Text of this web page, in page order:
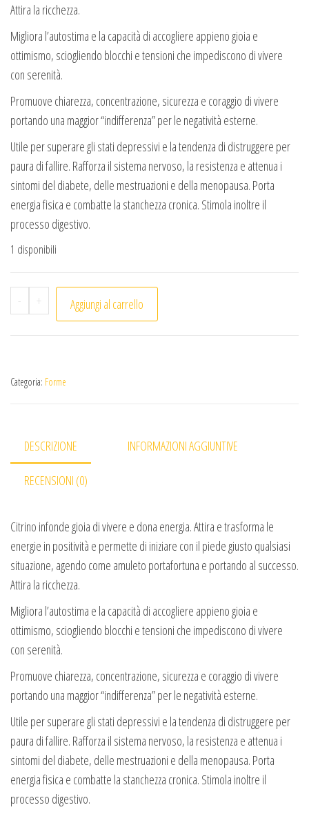
Attira la ricchezza.
Migliora l’autostima e la capacità di accogliere appieno gioia e
ottimismo, sciogliendo blocchi e tensioni che impediscono di vivere
con serenità.
Promuove chiarezza, concentrazione, sicurezza e coraggio di vivere
portando una maggior “indifferenza” per le negatività esterne.
Utile per superare gli stati depressivi e la tendenza di distruggere per
paura di fallire. Rafforza il sistema nervoso, la resistenza e attenua i
sintomi del diabete, delle mestruazioni e della menopausa. Porta
energia fisica e combatte la stanchezza cronica. Stimola inoltre il
processo digestivo.
1 disponibili
- Doppia punta Citrino (1pc) quantità
+ Aggiungi al carrello
Categoria: Forme
DESCRIZIONE INFORMAZIONI AGGIUNTIVE
RECENSIONI (0)
Citrino infonde gioia di vivere e dona energia. Attira e trasforma le
energie in positività e permette di iniziare con il piede giusto qualsiasi
situazione, agendo come amuleto portafortuna e portando al successo.
Attira la ricchezza.
Migliora l’autostima e la capacità di accogliere appieno gioia e
ottimismo, sciogliendo blocchi e tensioni che impediscono di vivere
con serenità.
Promuove chiarezza, concentrazione, sicurezza e coraggio di vivere
portando una maggior “indifferenza” per le negatività esterne.
Utile per superare gli stati depressivi e la tendenza di distruggere per
paura di fallire. Rafforza il sistema nervoso, la resistenza e attenua i
sintomi del diabete, delle mestruazioni e della menopausa. Porta
energia fisica e combatte la stanchezza cronica. Stimola inoltre il
processo digestivo.